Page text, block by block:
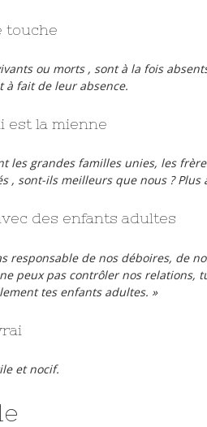
touche
ou morts , sont à la fois
à fait de leur absence.
est la mienne
les grandes familles unies, les
, sont-ils meilleurs que nous ? Plus
des enfants adultes
responsable de nos déboires, de
peux pas contrôler nos relations,
tes enfants adultes. »
et nocif.